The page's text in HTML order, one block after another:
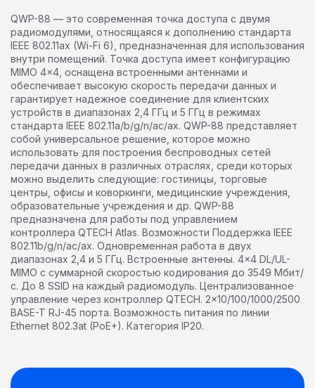
QWP-88 — это современная точка доступа с двумя
радиомодулями, относящаяся к дополнению стандарта
IEEE 802.11ax (Wi-Fi 6), предназначенная для использования
внутри помещений. Точка доступа имеет конфигурацию
MIMO 4×4, оснащена встроенными антеннами и
обеспечивает высокую скорость передачи данных и
гарантирует надежное соединение для клиентских
устройств в диапазонах 2,4 ГГц и 5 ГГц в режимах
стандарта IEEE 802.11a/b/g/n/ac/ax. QWP-88 представляет
собой универсальное решение, которое можно
использовать для построения беспроводных сетей
передачи данных в различных отраслях, среди которых
можно выделить следующие: гостиницы, торговые
центры, офисы и коворкинги, медицинские учреждения,
образовательные учреждения и др. QWP-88
предназначена для работы под управлением
контроллера QTECH Atlas. Возможности Поддержка IEEE
802.11b/g/n/ac/ax. Одновременная работа в двух
диапазонах 2,4 и 5 ГГц. Встроенные антенны. 4×4 DL/UL-
MIMO с суммарной скоростью кодирования до 3549 Мбит/
с. До 8 SSID на каждый радиомодуль. Централизованное
управление через контроллер QTECH. 2×10/100/1000/2500
BASE-T RJ-45 порта. Возможность питания по линии
Ethernet 802.3at (PoE+). Категория IP20.